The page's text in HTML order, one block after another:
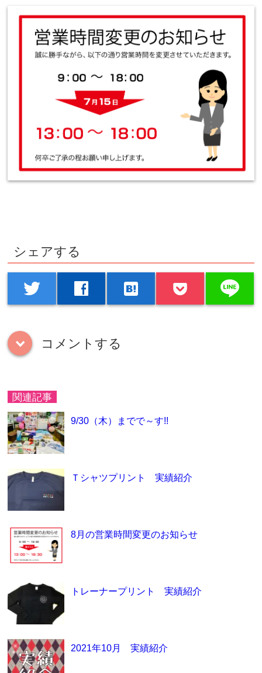
シェアする
twitter facebook hatenabookmark line
down コメントする
関連記事
9/30（木）までで～す!!
Ｔシャツプリント 実績紹介
8月の営業時間変更のお知らせ
トレーナープリント 実績紹介
2021年10月 実績紹介